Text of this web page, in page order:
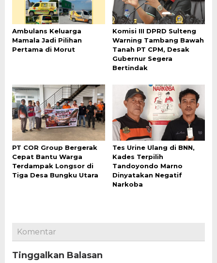
Ambulans Keluarga
Mamala Jadi Pilihan
Pertama di Morut
Komisi III DPRD Sulteng
Warning Tambang Bawah
Tanah PT CPM, Desak
Gubernur Segera
Bertindak
PT COR Group Bergerak
Cepat Bantu Warga
Terdampak Longsor di
Tiga Desa Bungku Utara
Tes Urine Ulang di BNN,
Kades Terpilih
Tandoyondo Marno
Dinyatakan Negatif
Narkoba
Komentar
Tinggalkan Balasan